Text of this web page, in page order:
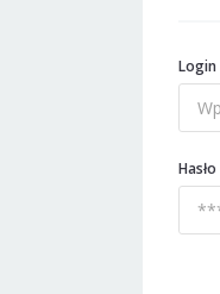
Login
Hasło